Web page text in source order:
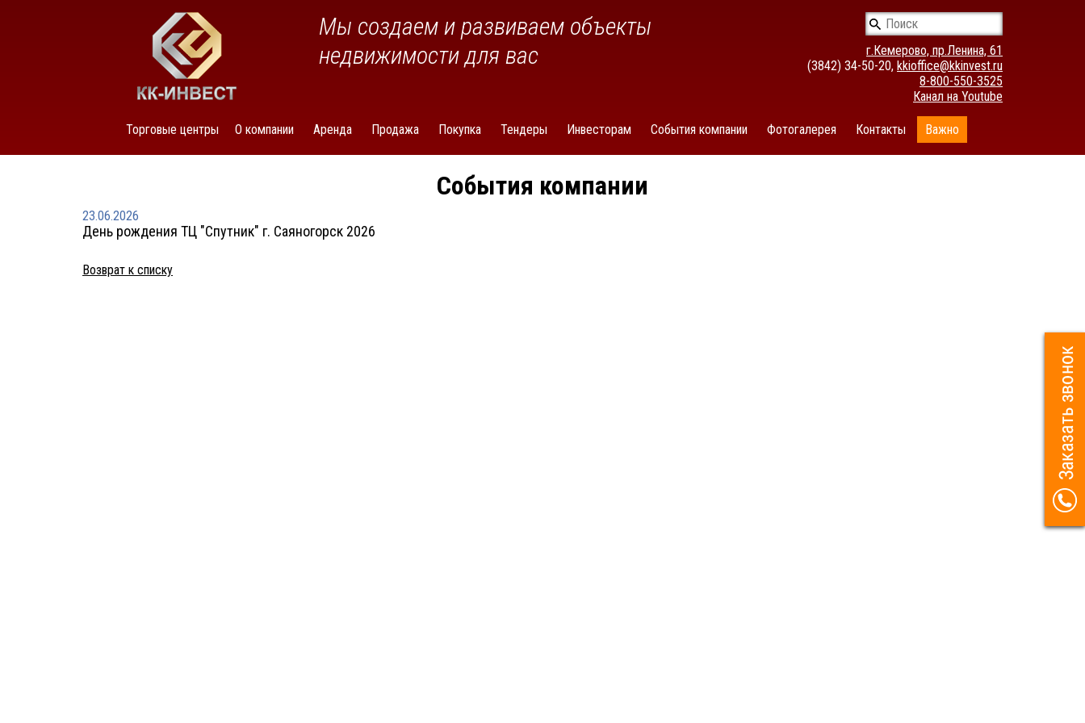
Мы создаем и развиваем объекты
недвижимости для вас
г.Кемерово, пр.Ленина, 61
(3842) 34-50-20, kkioffice@kkinvest.ru
8-800-550-3525
Канал на Youtube
Торговые центры О компании Аренда Продажа Покупка Тендеры Инвесторам События компании Фотогалерея Контакты Важно
События компании
23.06.2026
День рождения ТЦ "Спутник" г. Саяногорск 2026
Возврат к списку